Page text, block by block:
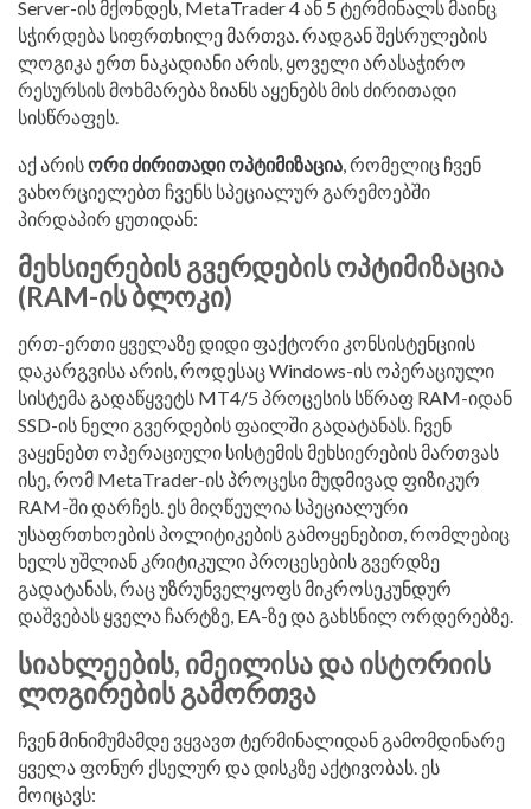
Server-ის მქონდეს, MetaTrader 4 ან 5 ტერმინალს მაინც
სჭირდება სიფრთხილე მართვა. რადგან შესრულების
ლოგიკა ერთ ნაკადიანი არის, ყოველი არასაჭირო
რესურსის მოხმარება ზიანს აყენებს მის ძირითადი
სისწრაფეს.
აქ არისორი ძირითადი ოპტიმიზაცია, რომელიც ჩვენ
ვახორციელებთ ჩვენს სპეციალურ გარემოებში
პირდაპირ ყუთიდან:
მეხსიერების გვერდების ოპტიმიზაცია
(RAM-ის ბლოკი)
ერთ-ერთი ყველაზე დიდი ფაქტორი კონსისტენციის
დაკარგვისა არის, როდესაც Windows-ის ოპერაციული
სისტემა გადაწყვეტს MT4/5 პროცესის სწრაფ RAM-იდან
SSD-ის ნელი გვერდების ფაილში გადატანას. ჩვენ
ვაყენებთ ოპერაციული სისტემის მეხსიერების მართვას
ისე, რომ MetaTrader-ის პროცესი მუდმივად ფიზიკურ
RAM-ში დარჩეს. ეს მიღწეულია სპეციალური
უსაფრთხოების პოლიტიკების გამოყენებით, რომლებიც
ხელს უშლიან კრიტიკული პროცესების გვერდზე
გადატანას, რაც უზრუნველყოფს მიკროსეკუნდურ
დაშვებას ყველა ჩარტზე, EA-ზე და გახსნილ ორდერებზე.
სიახლეების, იმეილისა და ისტორიის
ლოგირების გამორთვა
ჩვენ მინიმუმამდე ვყვავთ ტერმინალიდან გამომდინარე
ყველა ფონურ ქსელურ და დისკზე აქტივობას. ეს
მოიცავს: